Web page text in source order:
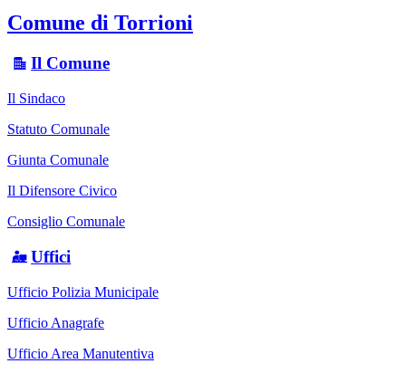
Comune di Torrioni
Il Comune
Il Sindaco
Statuto Comunale
Giunta Comunale
Il Difensore Civico
Consiglio Comunale
Uffici
Ufficio Polizia Municipale
Ufficio Anagrafe
Ufficio Area Manutentiva